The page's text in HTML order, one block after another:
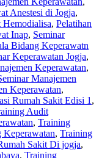
Anestesi di Jogja,
Hemodialisa, Pelatihan
Inap, Seminar
Bidang Keperawatn
Keperawatan Jogja,
Keperawatan,
Manajemen
Keperawatan,
Rumah Sakit Edisi 1 ,
Audit
, Training
Keperawatan, Training
Sakit Di jogja,
, Training